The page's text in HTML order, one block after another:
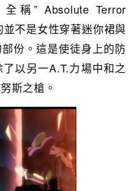
稱” Absolute Terror
不是女性穿著迷你裙與
份。這是使徒身上的防
以另一A.T.力場中和之
斯之槍。